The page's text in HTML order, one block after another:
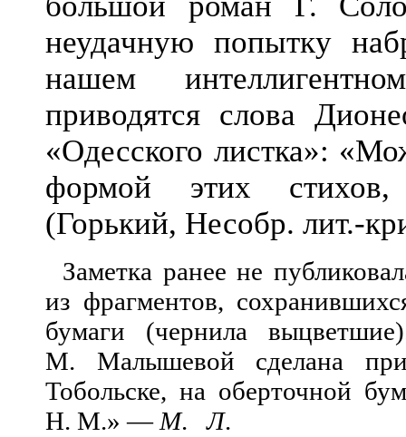
неудачную попытку
нашем
приводятся слова
«Одесского листка»:
формой этих
(Горький, Несобр. лит.-
Заметка ранее не
из фрагментов,
бумаги (чернила
М. Малышевой сделана
Тобольске, на оберточной
Н. М.» — М. Л.